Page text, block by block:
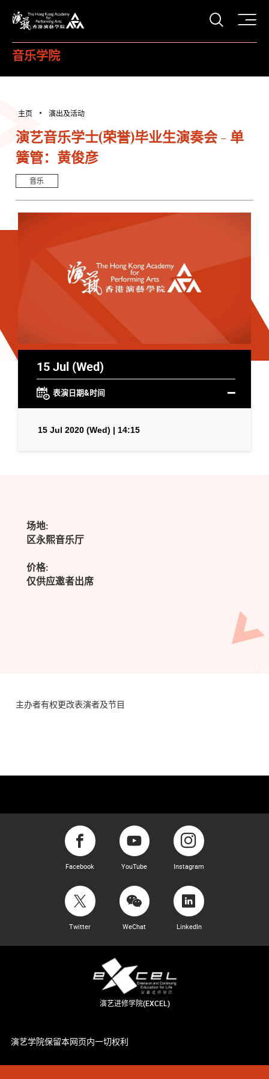
打开
音乐学院
主页 演出及活动
演艺音乐学士(荣誉)毕业生演奏会 - 单
簧管：黄俊彦
音乐
15 Jul (Wed)
表演日期&时间
15 Jul 2020 (Wed) | 14:15
场地:
区永熙音乐厅
价格:
仅供应邀者出席
主办者有权更改表演者及节目
Facebook YouTube Instagram
Twitter WeChat LinkedIn
演艺进修学院(EXCEL)
演艺学院保留本网页内一切权利